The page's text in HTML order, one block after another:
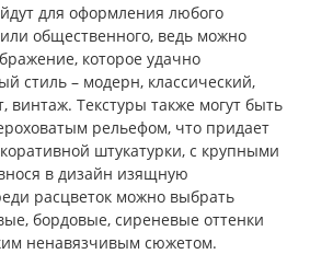
для оформления любого
общественного, ведь можно
которое удачно
стиль – модерн, классический,
винтаж. Текстуры также могут быть
рельефом, что придает
штукатурки, с крупными
в дизайн изящную
расцветок можно выбрать
бордовые, сиреневые оттенки
ненавязчивым сюжетом.